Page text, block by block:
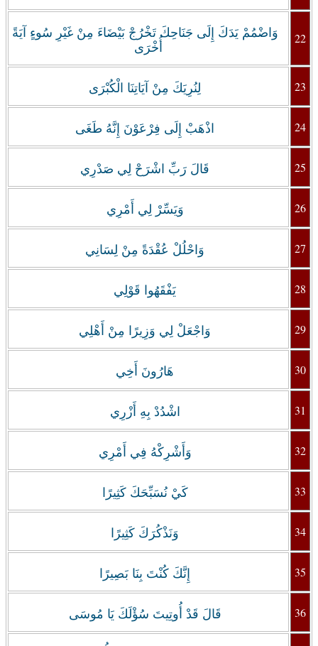
وَاضْمُمْ يَدَكَ إِلَى جَنَاحِكَ تَخْرُجْ بَيْضَاءَ مِنْ غَيْرِ سُوءٍ آيَةً
أُخْرَى
22
لِنُرِيَكَ مِنْ آيَاتِنَا الْكُبْرَى 23
اذْهَبْ إِلَى فِرْعَوْنَ إِنَّهُ طَغَى 24
قَالَ رَبِّ اشْرَحْ لِي صَدْرِي 25
وَيَسِّرْ لِي أَمْرِي 26
وَاحْلُلْ عُقْدَةً مِنْ لِسَانِي 27
يَفْقَهُوا قَوْلِي 28
وَاجْعَلْ لِي وَزِيرًا مِنْ أَهْلِي 29
هَارُونَ أَخِي 30
اشْدُدْ بِهِ أَزْرِي 31
وَأَشْرِكْهُ فِي أَمْرِي 32
كَيْ نُسَبِّحَكَ كَثِيرًا 33
وَنَذْكُرَكَ كَثِيرًا 34
إِنَّكَ كُنْتَ بِنَا بَصِيرًا 35
قَالَ قَدْ أُوتِيتَ سُؤْلَكَ يَا مُوسَى 36